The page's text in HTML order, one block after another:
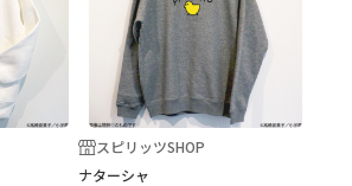
スピリッツSHOP
ナターシャ